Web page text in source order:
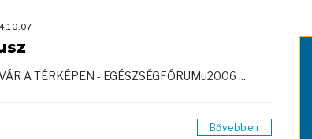
A TÉRKÉPEN - EGÉSZSÉGFÓRUMu2006 ...
Bővebben